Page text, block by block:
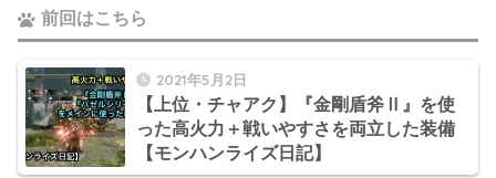
前回はこちら
2021年5月2日
【上位・チャアク】『金剛盾斧Ⅱ』を使
った高火力＋戦いやすさを両立した装備
【モンハンライズ日記】